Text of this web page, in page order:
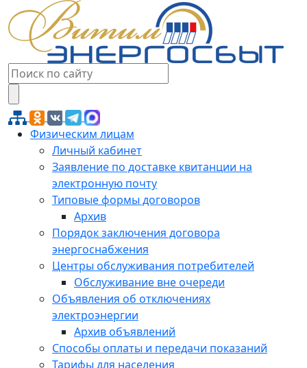
Физическим лицам
Личный кабинет
Заявление по доставке квитанции на
электронную почту
Типовые формы договоров
Архив
Порядок заключения договора
энергоснабжения
Центры обслуживания потребителей
Обслуживание вне очереди
Объявления об отключениях
электроэнергии
Архив объявлений
Способы оплаты и передачи показаний
Тарифы для населения